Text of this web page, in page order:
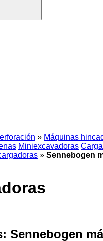
» Máquinas
Miniexcavadoras
» Sennebogen
Sennebogen